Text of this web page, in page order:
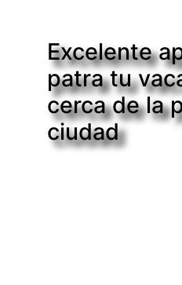
Excelente
patra tu
cerca de la
ciudad